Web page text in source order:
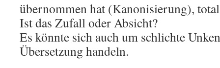
übernommen hat (Kanonisierung),
Ist das Zufall oder Absicht?
Es könnte sich auch um schlichte
Übersetzung handeln.